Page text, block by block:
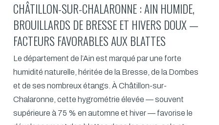
CHÂTILLON-SUR-CHALARONNE : AIN HUMIDE,
BROUILLARDS DE BRESSE ET HIVERS DOUX —
FACTEURS FAVORABLES AUX BLATTES
Le département de l’Ain est marqué par une forte
humidité naturelle, héritée de la Bresse, de la Dombes
et de ses nombreux étangs. À Châtillon-sur-
Chalaronne, cette hygrométrie élevée — souvent
supérieure à 75 % en automne et hiver — favorise le